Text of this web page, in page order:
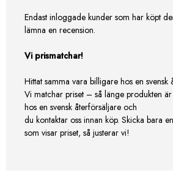
Endast inloggade kunder som har köpt
lämna en recension.
Vi prismatchar!
Hittat samma vara billigare hos en svensk
Vi matchar priset – så länge produkten
hos en svensk återförsäljare och
du kontaktar oss innan köp. Skicka bara
som visar priset, så justerar vi!